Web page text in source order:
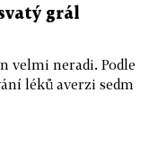
grál
velmi neradi. Podle
léků averzi sedm